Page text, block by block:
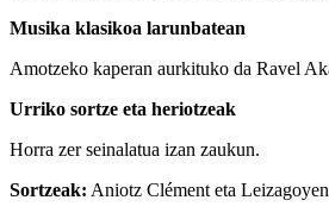
Musika klasikoa larunbatean
Amotzeko kaperan aurkituko da Ravel
Urriko sortze eta heriotzeak
Horra zer seinalatua izan zaukun.
Sortzeak: Aniotz Clément eta